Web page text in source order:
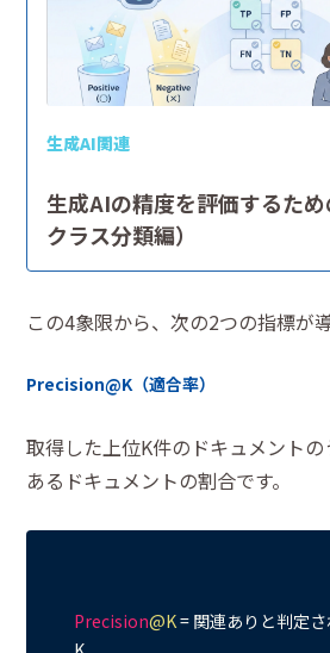
生成AI関連
生成AIの精度を評価するた
クラス分類編）
この4象限から、次の2つの指標が
Precision@K（適合率）
取得した上位K件のドキュメント
あるドキュメントの割合です。
Precision@K= 関連ありと判定